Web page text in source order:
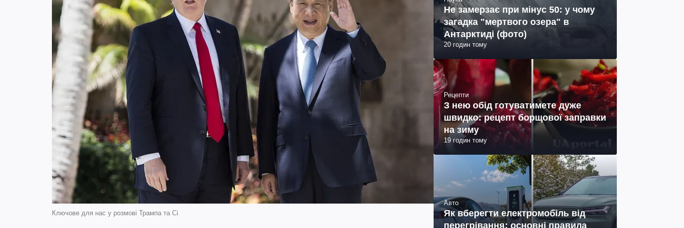
Ключове для нас у розмові Трампа та Сі
Не замерзає при мінус 50: у чому
загадка "мертвого озера" в
Антарктиді (фото)
20 годин тому
Рецепти
З нею обід готуватимете дуже
швидко: рецепт борщової заправки
на зиму
19 годин тому
Авто
Як вберегти електромобіль від
перегрівання: основні правила